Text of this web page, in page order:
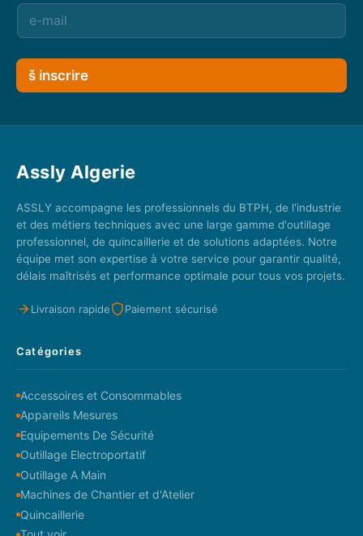
š inscrire
Assly Algerie
ASSLY accompagne les professionnels du BTPH, de l'industrie
et des métiers techniques avec une large gamme d'outillage
professionnel, de quincaillerie et de solutions adaptées. Notre
équipe met son expertise à votre service pour garantir qualité,
délais maîtrisés et performance optimale pour tous vos projets.
Livraison rapide Paiement sécurisé
Catégories
Accessoires et Consommables
Appareils Mesures
Equipements De Sécurité
Outillage Electroportatif
Outillage A Main
Machines de Chantier et d'Atelier
Quincaillerie